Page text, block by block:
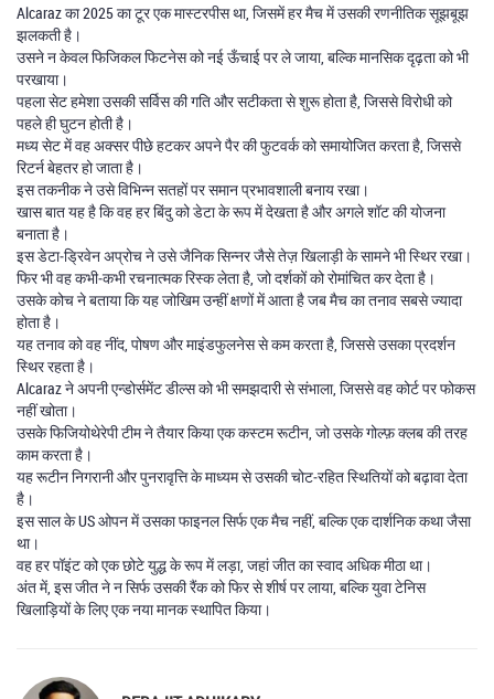
Alcaraz का 2025 का टूर एक मास्टरपीस था, जिसमें हर मैच में उसकी रणनीतिक सूझबूझ
झलकती है।
उसने न केवल फिजिकल फिटनेस को नई ऊँचाई पर ले जाया, बल्कि मानसिक दृढ़ता को भी
परखाया।
पहला सेट हमेशा उसकी सर्विस की गति और सटीकता से शुरू होता है, जिससे विरोधी को
पहले ही घुटन होती है।
मध्य सेट में वह अक्सर पीछे हटकर अपने पैर की फुटवर्क को समायोजित करता है, जिससे
रिटर्न बेहतर हो जाता है।
इस तकनीक ने उसे विभिन्न सतहों पर समान प्रभावशाली बनाय रखा।
खास बात यह है कि वह हर बिंदु को डेटा के रूप में देखता है और अगले शॉट की योजना
बनाता है।
इस डेटा‑ड्रिवेन अप्रोच ने उसे जैनिक सिन्नर जैसे तेज़ खिलाड़ी के सामने भी स्थिर रखा।
फिर भी वह कभी‑कभी रचनात्मक रिस्क लेता है, जो दर्शकों को रोमांचित कर देता है।
उसके कोच ने बताया कि यह जोखिम उन्हीं क्षणों में आता है जब मैच का तनाव सबसे ज्यादा
होता है।
यह तनाव को वह नींद, पोषण और माइंडफुलनेस से कम करता है, जिससे उसका प्रदर्शन
स्थिर रहता है।
Alcaraz ने अपनी एन्डोर्समेंट डील्स को भी समझदारी से संभाला, जिससे वह कोर्ट पर फोकस
नहीं खोता।
उसके फिजियोथेरेपी टीम ने तैयार किया एक कस्टम रूटीन, जो उसके गोल्फ़ क्लब की तरह
काम करता है।
यह रूटीन निगरानी और पुनरावृत्ति के माध्यम से उसकी चोट‑रहित स्थितियों को बढ़ावा देता
है।
इस साल के US ओपन में उसका फाइनल सिर्फ एक मैच नहीं, बल्कि एक दार्शनिक कथा जैसा
था।
वह हर पॉइंट को एक छोटे युद्ध के रूप में लड़ा, जहां जीत का स्वाद अधिक मीठा था।
अंत में, इस जीत ने न सिर्फ उसकी रैंक को फिर से शीर्ष पर लाया, बल्कि युवा टेनिस
खिलाड़ियों के लिए एक नया मानक स्थापित किया।